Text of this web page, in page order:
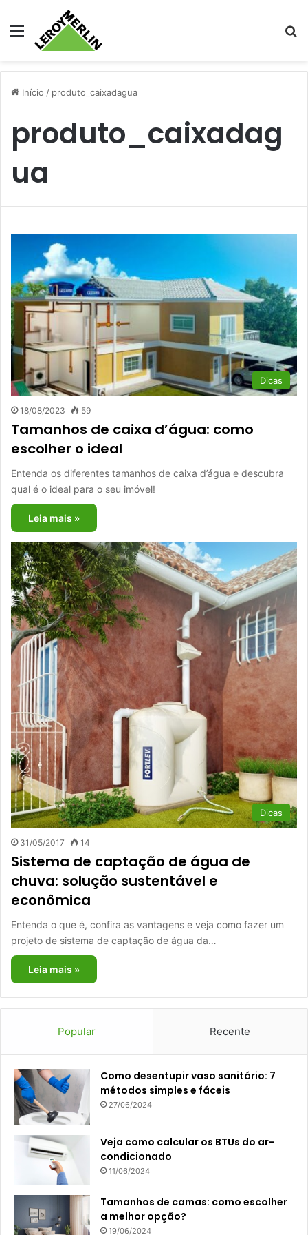
Menu
Início / produto_caixadagua
produto_caixadag
ua
Dicas
18/08/2023 59
Tamanhos de caixa d’água: como
escolher o ideal
Entenda os diferentes tamanhos de caixa d’água e descubra
qual é o ideal para o seu imóvel!
Leia mais »
Dicas
31/05/2017 14
Sistema de captação de água de
chuva: solução sustentável e
econômica
Entenda o que é, confira as vantagens e veja como fazer um
projeto de sistema de captação de água da…
Leia mais »
Popular Recente
Como desentupir vaso sanitário: 7
métodos simples e fáceis
27/06/2024
Veja como calcular os BTUs do ar-
condicionado
11/06/2024
Tamanhos de camas: como escolher
a melhor opção?
19/06/2024